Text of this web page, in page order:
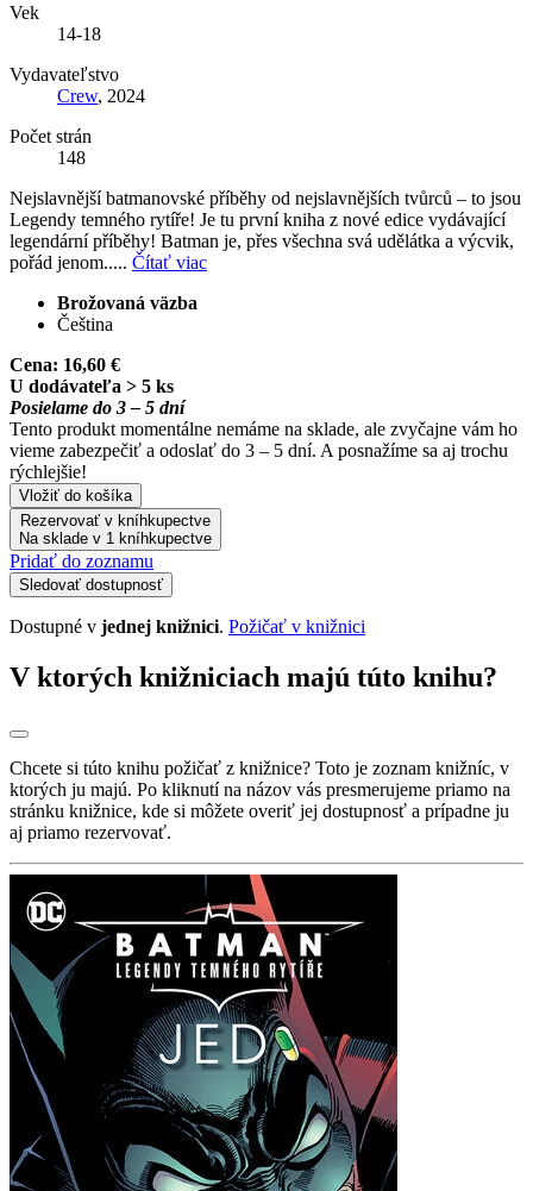
Vek
14-18
Vydavateľstvo
Crew, 2024
Počet strán
148
Nejslavnější batmanovské příběhy od nejslavnějších tvůrců – to jsou
Legendy temného rytíře! Je tu první kniha z nové edice vydávající
legendární příběhy! Batman je, přes všechna svá udělátka a výcvik,
pořád jenom..... Čítať viac
Brožovaná väzba
Čeština
Cena: 16,60 €
U dodávateľa > 5 ks
Posielame do 3 – 5 dní
Tento produkt momentálne nemáme na sklade, ale zvyčajne vám ho
vieme zabezpečiť a odoslať do 3 – 5 dní. A posnažíme sa aj trochu
rýchlejšie!
Vložiť do košíka
Rezervovať v kníhkupectve
Na sklade v 1 kníhkupectve
Pridať do zoznamu
Sledovať dostupnosť
Dostupné v jednej knižnici. Požičať v knižnici
V ktorých knižniciach majú túto knihu?
Chcete si túto knihu požičať z knižnice? Toto je zoznam knižníc, v
ktorých ju majú. Po kliknutí na názov vás presmerujeme priamo na
stránku knižnice, kde si môžete overiť jej dostupnosť a prípadne ju
aj priamo rezervovať.